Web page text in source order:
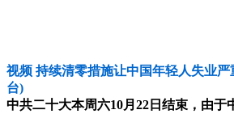
视频 持续清零措施让中国年轻人失业严
台)
中共二十大本周六10月22日结束，由于